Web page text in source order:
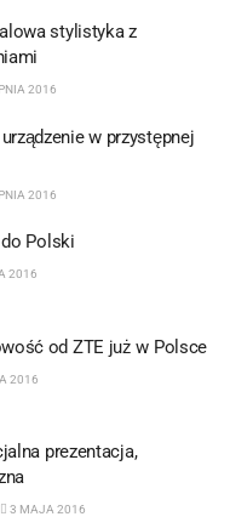
stylistyka z
2016
w przystępnej
2016
Polski
2016
od ZTE już w Polsce
2016
prezentacja,
3 MAJA 2016